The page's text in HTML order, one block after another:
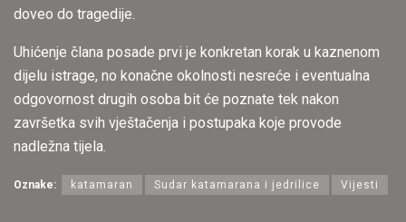
doveo do tragedije.
Uhićenje člana posade prvi je konkretan korak u kaznenom
dijelu istrage, no konačne okolnosti nesreće i eventualna
odgovornost drugih osoba bit će poznate tek nakon
završetka svih vještačenja i postupaka koje provode
nadležna tijela.
Oznake: katamaran Sudar katamarana i jedrilice Vijesti